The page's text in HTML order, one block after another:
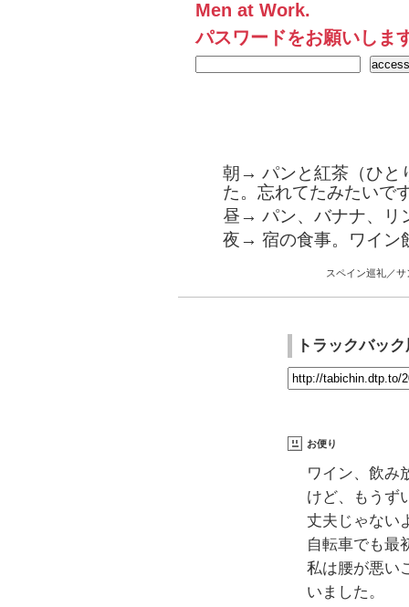
Men at Work.
パスワードをお願いしま
朝→ パンと紅茶（ひと
た。忘れてたみたいで
昼→ パン、バナナ、リ
夜→ 宿の食事。ワイン
スペイン巡礼／
トラックバッ
お便り
ワイン、飲み
けど、もうず
丈夫じゃない
自転車でも最
私は腰が悪い
いました。